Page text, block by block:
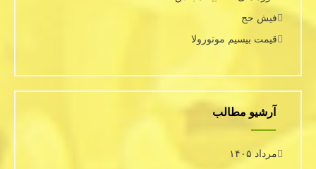
فیش حج
قیمت بیسیم موتورولا
آرشیو مطالب
مرداد ۱۴۰۵